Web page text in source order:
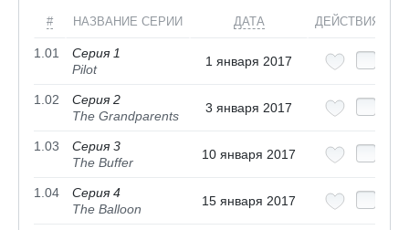
# НАЗВАНИЕ СЕРИИ ДАТА ДЕЙСТВИЯ
1.01
Серия 1
Pilot
1 января 2017
1.02
Серия 2
The Grandparents
3 января 2017
1.03
Серия 3
The Buffer
10 января 2017
1.04
Серия 4
The Balloon
15 января 2017